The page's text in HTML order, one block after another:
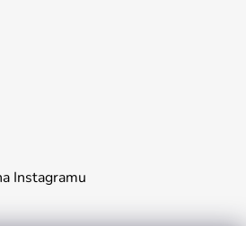
Instagramu